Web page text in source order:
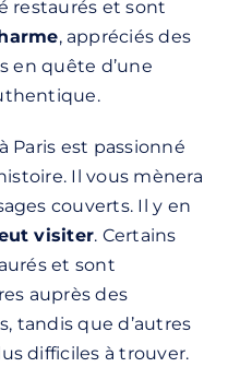
restaurés et sont
, appréciés des
en quête d’une
Paris est passionné
Il vous mènera
couverts. Il y en
visiter. Certains
et sont
auprès des
tandis que d’autres
difficiles à trouver.